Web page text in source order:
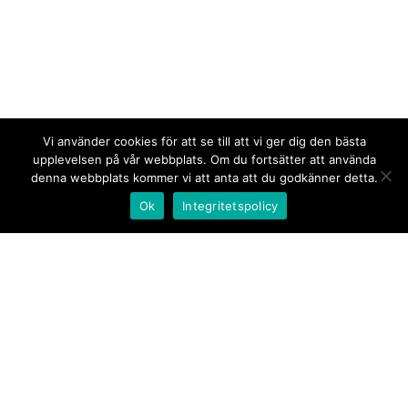
Vi använder cookies för att se till att vi ger dig den bästa
upplevelsen på vår webbplats. Om du fortsätter att använda
denna webbplats kommer vi att anta att du godkänner detta.
Ok
Integritetspolicy